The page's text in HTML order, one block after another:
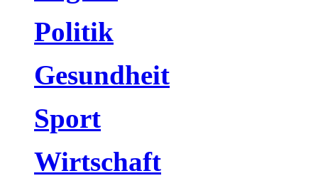
Politik
Gesundheit
Sport
Wirtschaft